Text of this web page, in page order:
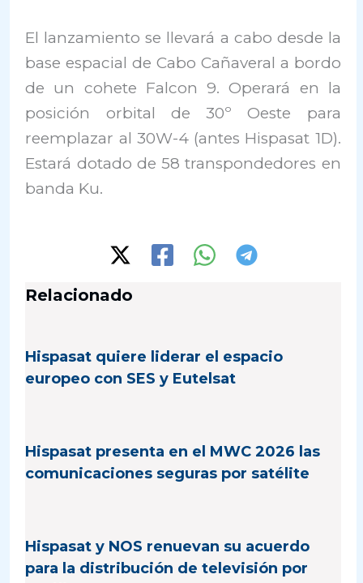
El lanzamiento se llevará a cabo desde la
base espacial de Cabo Cañaveral a bordo
de un cohete Falcon 9. Operará en la
posición orbital de 30º Oeste para
reemplazar al 30W-4 (antes Hispasat 1D).
Estará dotado de 58 transpondedores en
banda Ku.
Relacionado
Hispasat quiere liderar el espacio
europeo con SES y Eutelsat
Hispasat presenta en el MWC 2026 las
comunicaciones seguras por satélite
Hispasat y NOS renuevan su acuerdo
para la distribución de televisión por